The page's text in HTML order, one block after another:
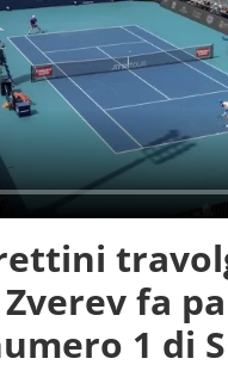
fa
1 di